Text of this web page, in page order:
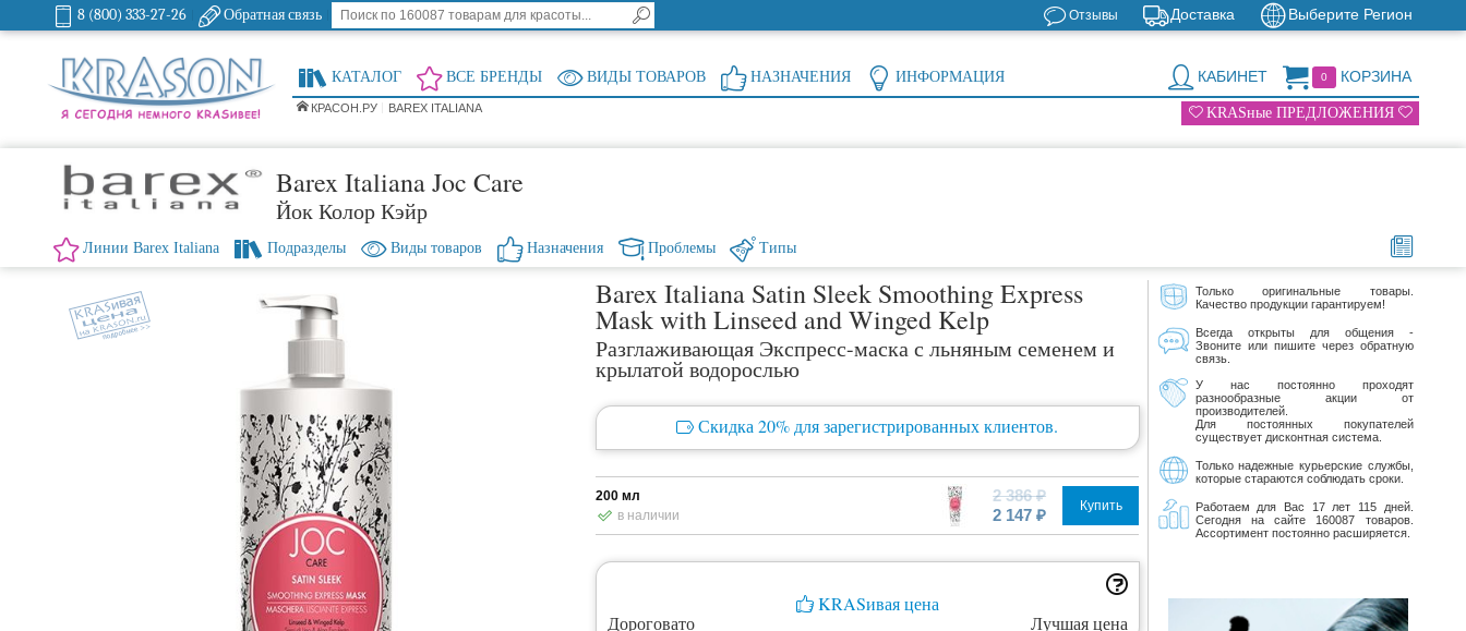
8 (800) 333-27-26 Обратная связь Выберите Регион
Доставка
Отзывы
0 КОРЗИНА
КАБИНЕТ
КАТАЛОГ ВСЕ БРЕНДЫ ВИДЫ ТОВАРОВ НАЗНАЧЕНИЯ ИНФОРМАЦИЯ
КРАСОН.РУ BAREX ITALIANA KRASные ПРЕДЛОЖЕНИЯ
Barex Italiana Joc Care
Йок Колор Кэйр
Линии Barex Italiana Подразделы Виды товаров Назначения Проблемы Типы
Barex Italiana Satin Sleek Smoothing Express
Mask with Linseed and Winged Kelp
Разглаживающая Экспресс-маска с льняным семенем и
крылатой водорослью
Скидка 20% для зарегистрированных клиентов.
200 мл
в наличии
2 386 ₽
2 147 ₽
Купить
KRASивая цена
Дороговато
Лучшая цена
Только оригинальные товары.
Качество продукции гарантируем!
Всегда открыты для общения -
Звоните или пишите через обратную
связь.
У нас постоянно проходят
разнообразные акции от
производителей.
Для постоянных покупателей
существует дисконтная система.
Только надежные курьерские службы,
которые стараются соблюдать сроки.
Работаем для Вас 17 лет 115 дней.
Сегодня на сайте 160087 товаров.
Ассортимент постоянно расширяется.